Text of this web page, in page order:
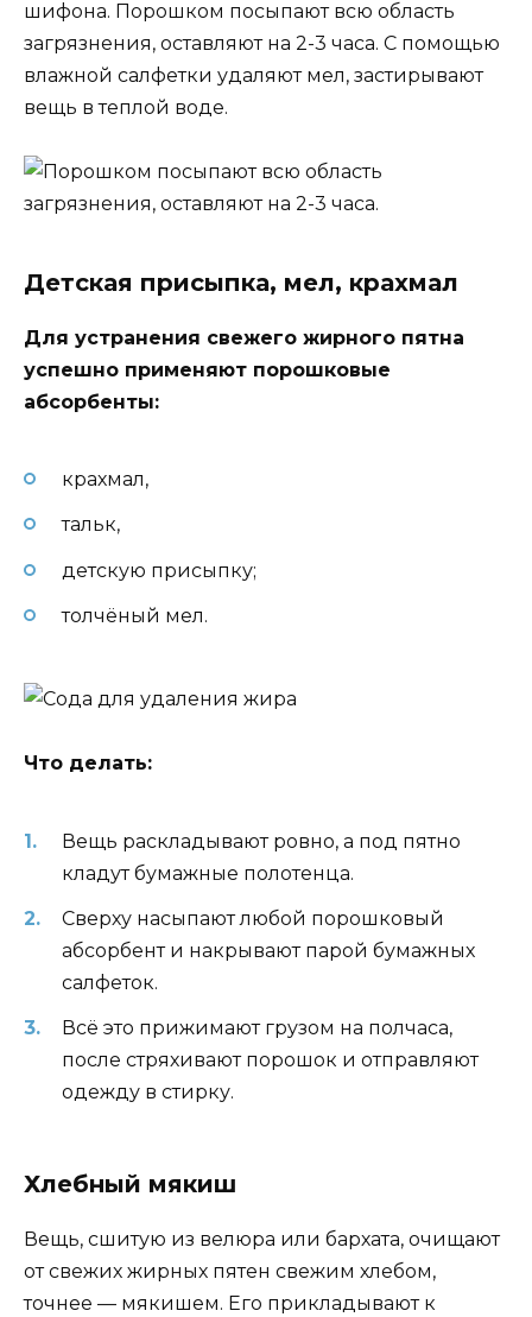
шифона. Порошком посыпают всю область
загрязнения, оставляют на 2-3 часа. С помощью
влажной салфетки удаляют мел, застирывают
вещь в теплой воде.
Детская присыпка, мел, крахмал
Для устранения свежего жирного пятна
успешно применяют порошковые
абсорбенты:
крахмал,
тальк,
детскую присыпку;
толчёный мел.
Что делать:
Вещь раскладывают ровно, а под пятно
кладут бумажные полотенца.
Сверху насыпают любой порошковый
абсорбент и накрывают парой бумажных
салфеток.
Всё это прижимают грузом на полчаса,
после стряхивают порошок и отправляют
одежду в стирку.
Хлебный мякиш
Вещь, сшитую из велюра или бархата, очищают
от свежих жирных пятен свежим хлебом,
точнее — мякишем. Его прикладывают к